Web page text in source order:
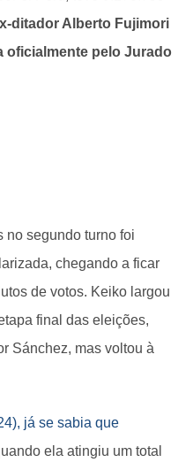
ditador Alberto Fujimori
oficialmente pelo Jurado
no segundo turno foi
chegando a ficar
de votos. Keiko largou
final das eleições,
Sánchez, mas voltou à
já se sabia que
ela atingiu um total